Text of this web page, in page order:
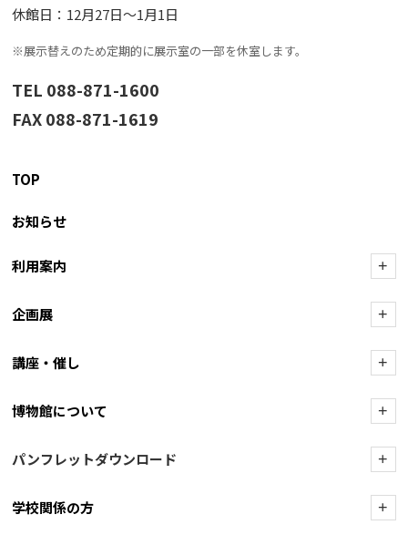
休館日：12月27日〜1月1日
※展示替えのため定期的に展示室の一部を休室します。
TEL 088-871-1600
FAX 088-871-1619
TOP
お知らせ
利用案内 +
企画展 +
講座・催し +
博物館について +
パンフレットダウンロード +
学校関係の方 +